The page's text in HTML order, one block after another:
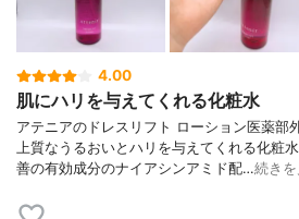
4.00
肌にハリを与えてくれる化粧水
アテニアのドレスリフト ローション医薬部
上質なうるおいとハリを与えてくれる化粧
善の有効成分のナイアシンアミド配…続き